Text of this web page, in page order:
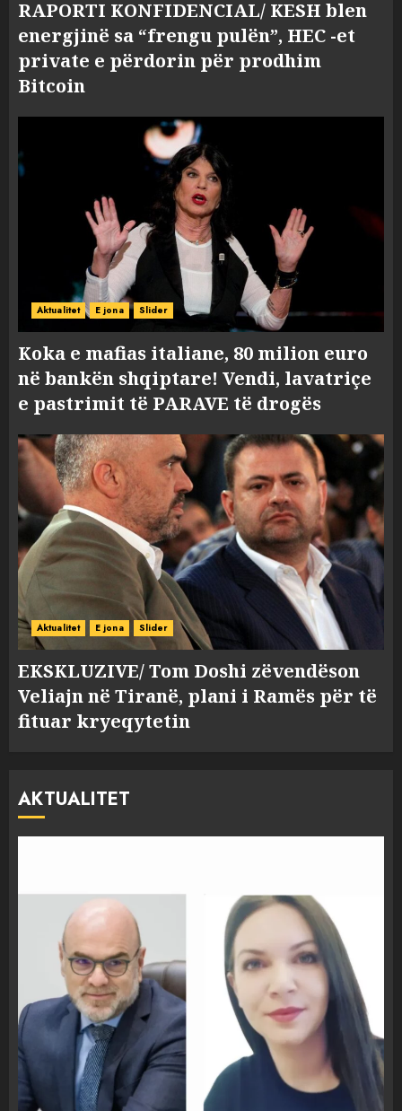
RAPORTI KONFIDENCIAL/ KESH blen
energjinë sa “frengu pulën”, HEC -et
private e përdorin për prodhim
Bitcoin
Aktualitet E jona Slider
Koka e mafias italiane, 80 milion euro
në bankën shqiptare! Vendi, lavatriçe
e pastrimit të PARAVE të drogës
Aktualitet E jona Slider
EKSKLUZIVE/ Tom Doshi zëvendëson
Veliajn në Tiranë, plani i Ramës për të
fituar kryeqytetin
AKTUALITET